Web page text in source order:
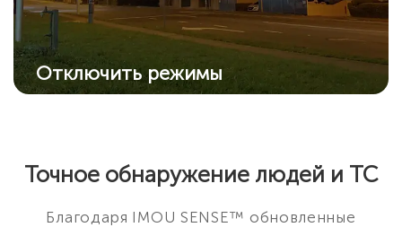
Отключить режимы
Точное обнаружение людей и ТС
Благодаря IMOU SENSE™ обновленные